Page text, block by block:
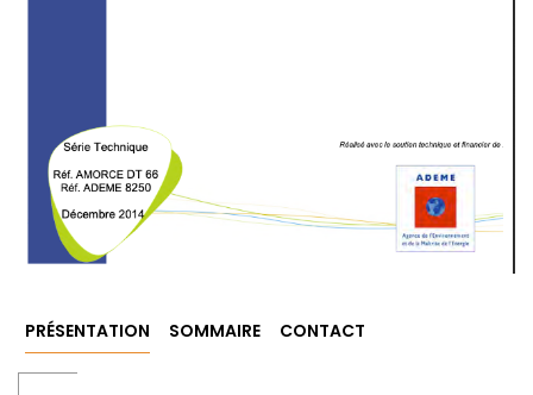
PRÉSENTATION SOMMAIRE CONTACT